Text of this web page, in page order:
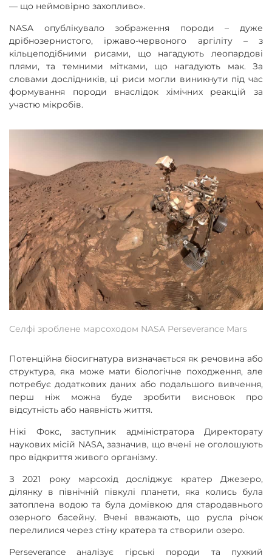
— що неймовірно захопливо».
NASA опублікувало зображення породи – дуже
дрібнозернистого, іржаво-червоного аргіліту – з
кільцеподібними рисами, що нагадують леопардові
плями, та темними мітками, що нагадують мак. За
словами дослідників, ці риси могли виникнути під час
формування породи внаслідок хімічних реакцій за
участю мікробів.
Селфі зроблене марсоходом NASA Perseverance Mars
Потенційна біосигнатура визначається як речовина або
структура, яка може мати біологічне походження, але
потребує додаткових даних або подальшого вивчення,
перш ніж можна буде зробити висновок про
відсутність або наявність життя.
Нікі Фокс, заступник адміністратора Директорату
наукових місій NASA, зазначив, що вчені не оголошують
про відкриття живого організму.
З 2021 року марсохід досліджує кратер Джезеро,
ділянку в північній півкулі планети, яка колись була
затоплена водою та була домівкою для стародавнього
озерного басейну. Вчені вважають, що русла річок
перелилися через стіну кратера та створили озеро.
Perseverance аналізує гірські породи та пухкий